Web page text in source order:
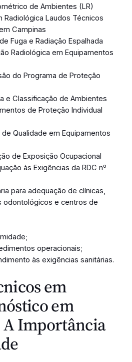
de Ambientes (LR)
Radiológica Laudos Técnicos
Campinas
Fuga e Radiação Espalhada
Radiológica em Equipamentos
do Programa de Proteção
e Classificação de Ambientes
de Proteção Individual
Qualidade em Equipamentos
de Exposição Ocupacional
às Exigências da RDC nº
para adequação de clínicas,
odontológicos e centros de
operacionais;
às exigências sanitárias.
em
em
A Importância